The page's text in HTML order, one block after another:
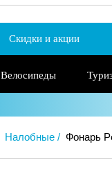
Скидки и акции
Велосипеды
Налобные Фонарь